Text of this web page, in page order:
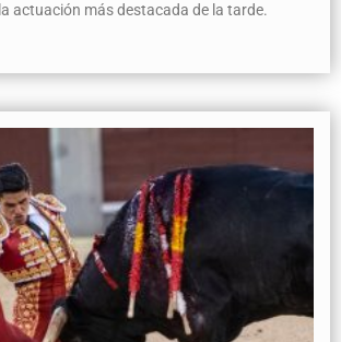
actuación más destacada de la tarde.